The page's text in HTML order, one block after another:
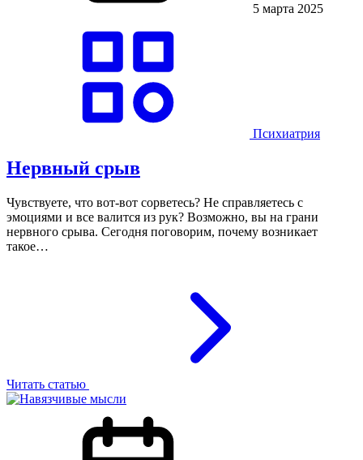
5 марта 2025
Психиатрия
Нервный срыв
Чувствуете, что вот-вот сорветесь? Не справляетесь с
эмоциями и все валится из рук? Возможно, вы на грани
нервного срыва. Сегодня поговорим, почему возникает
такое…
Читать статью